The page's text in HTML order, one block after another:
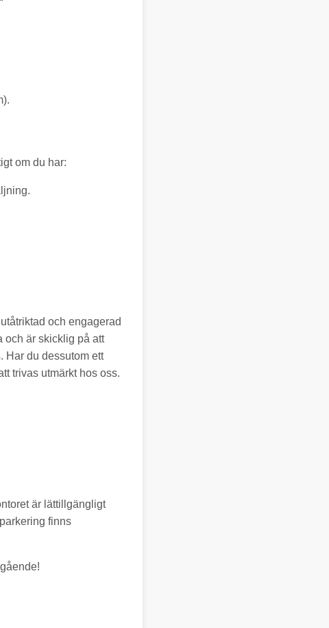
om du har:
och engagerad
och är skicklig på att
Har du dessutom ett
trivas utmärkt hos oss.
är lättillgängligt
finns